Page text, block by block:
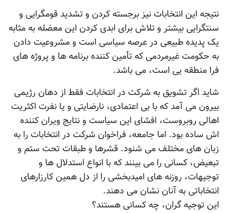
نتیجه این انتخابات نیز برجسته کردن و تشدید قومگرایی و
سنتگرایی بیشتر و تلاش برای ابدی کردن این معضله به مثابه
یک پدیده طبیعی در عرصه سیاسی است و مشروعیت دادن
به حکومت غیرمردمی که تأمین کننده برنامه ها و پروژه های
فرا منطقه یی است، می باشد.
شاید اگر تشویق به شركت در انتخابات فقط از دهان رژیمی
بیرون می آمد كه با بی اعتمادی، نارضایتی و یا نفرت اكثریت
اهالی روبروست، افشای این سیاست و نتایج ویران كننده
اش ساده بود. اما جامعه، فراخوان شركت در انتخابات را به
زبان های مختلف می شنود. قشرها و طبقات تحت ستم و
تبعیض، كسانی را می بینند كه با انواع استدلال ها و
توجیهات، روزنه های امیدبخشی را از دل همین كارزارهای
انتخاباتی به آنان نشان می دهند.
این توجیه گران، چه كسانی هستند؟